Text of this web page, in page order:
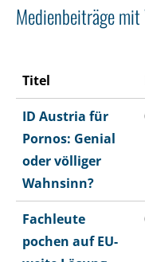
Medienbeiträge
Titel
ID Austria für
Pornos: Genial
oder völliger
Wahnsinn?
Fachleute
pochen auf EU-